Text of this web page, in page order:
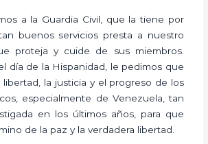
a la Guardia Civil, que la tiene por
buenos servicios presta a nuestro
proteja y cuide de sus miembros.
día de la Hispanidad, le pedimos que
libertad, la justicia y el progreso de los
especialmente de Venezuela, tan
en los últimos años, para que
de la paz y la verdadera libertad.